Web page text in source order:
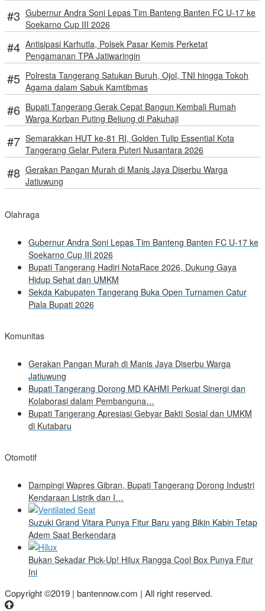
Gubernur Andra Soni Lepas Tim Banteng Banten FC U-17 ke
Soekarno Cup III 2026
Antisipasi Karhutla, Polsek Pasar Kemis Perketat
Pengamanan TPA Jatiwaringin
Polresta Tangerang Satukan Buruh, Ojol, TNI hingga Tokoh
Agama dalam Sabuk Kamtibmas
Bupati Tangerang Gerak Cepat Bangun Kembali Rumah
Warga Korban Puting Beliung di Pakuhaji
Semarakkan HUT ke-81 RI, Golden Tulip Essential Kota
Tangerang Gelar Putera Puteri Nusantara 2026
Gerakan Pangan Murah di Manis Jaya Diserbu Warga
Jatiuwung
Olahraga
Gubernur Andra Soni Lepas Tim Banteng Banten FC U-17 ke
Soekarno Cup III 2026
Bupati Tangerang Hadiri NotaRace 2026, Dukung Gaya
Hidup Sehat dan UMKM
Sekda Kabupaten Tangerang Buka Open Turnamen Catur
Piala Bupati 2026
Komunitas
Gerakan Pangan Murah di Manis Jaya Diserbu Warga
Jatiuwung
Bupati Tangerang Dorong MD KAHMI Perkuat Sinergi dan
Kolaborasi dalam Pembanguna…
Bupati Tangerang Apresiasi Gebyar Bakti Sosial dan UMKM
di Kutabaru
Otomotif
Dampingi Wapres Gibran, Bupati Tangerang Dorong Industri
Kendaraan Listrik dan I…
Suzuki Grand Vitara Punya Fitur Baru yang Bikin Kabin Tetap
Adem Saat Berkendara
Bukan Sekadar Pick-Up! Hilux Rangga Cool Box Punya Fitur
Ini
Copyright ©2019 | bantennow.com | All right reserved.